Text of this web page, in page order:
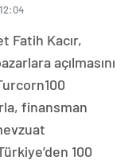
Fatih Kacır,
açılmasını
finansman
100